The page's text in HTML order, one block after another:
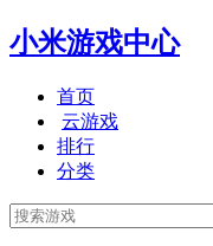
小米游戏中心
首页
云游戏
排行
分类